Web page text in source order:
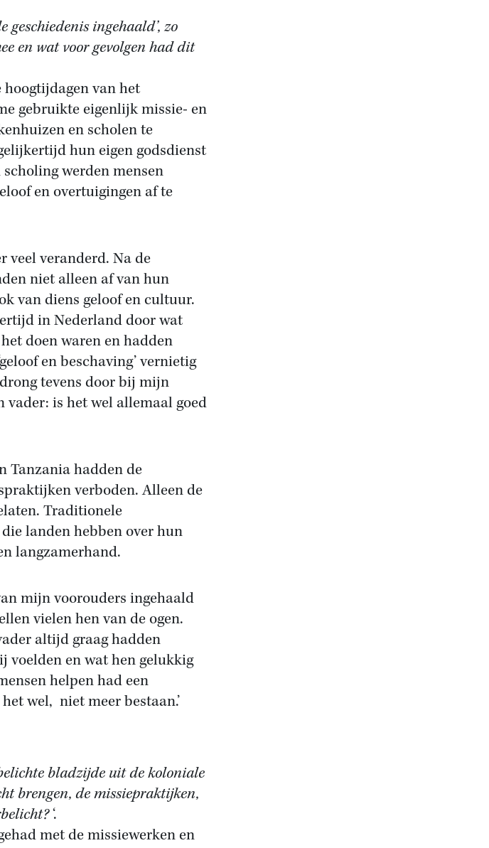
geschiedenis ingehaald’, zo
en wat voor gevolgen had dit
hoogtijdagen van het
gebruikte eigenlijk missie- en
en scholen te
hun eigen godsdienst
werden mensen
en overtuigingen af te
veel veranderd. Na de
niet alleen af van hun
van diens geloof en cultuur.
in Nederland door wat
doen waren en hadden
en beschaving’ vernietig
tevens door bij mijn
is het wel allemaal goed
Tanzania hadden de
verboden. Alleen de
Traditionele
landen hebben over hun
langzamerhand.
mijn voorouders ingehaald
vielen hen van de ogen.
altijd graag hadden
voelden en wat hen gelukkig
helpen had een
wel, niet meer bestaan.’
bladzijde uit de koloniale
brengen, de missiepraktijken,
‘.
met de missiewerken en